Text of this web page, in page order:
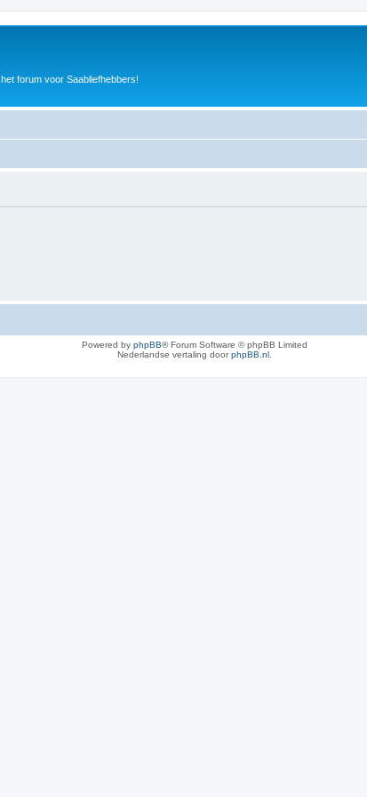
het forum voor Saabliefhebbers!
Powered by phpBB® Forum Software © phpBB Limited
Nederlandse vertaling doorphpBB.nl